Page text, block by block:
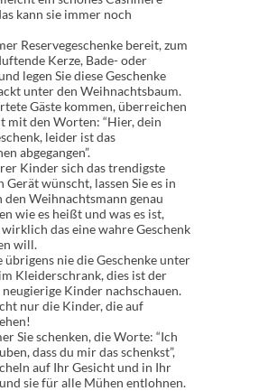
kann sie immer noch
Reservegeschenke bereit, zum
Kerze, Bade- oder
legen Sie diese Geschenke
unter den Weihnachtsbaum.
Gäste kommen, überreichen
mit den Worten: “Hier, dein
leider ist das
abgegangen”.
Kinder sich das trendigste
wünscht, lassen Sie es in
den Weihnachtsmann genau
wie es heißt und was es ist,
das eine wahre Geschenk
will.
übrigens nie die Geschenke unter
Kleiderschrank, dies ist der
Kinder nachschauen.
nur die Kinder, die auf
Sie schenken, die Worte: “Ich
dass du mir das schenkst”,
auf Ihr Gesicht und in Ihr
sie für alle Mühen entlohnen.